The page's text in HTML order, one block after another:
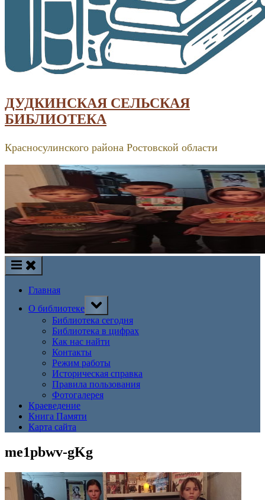
ДУДКИНСКАЯ СЕЛЬСКАЯ
БИБЛИОТЕКА
Красносулинского района Ростовской области
Главная
О библиотеке
Toggle
sub-
menu
Библиотека сегодня
Библиотека в цифрах
Как нас найти
Контакты
Режим работы
Историческая справка
Правила пользования
Фотогалерея
Краеведение
Книга Памяти
Карта сайта
me1pbwv-gKg